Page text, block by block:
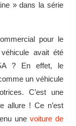
» dans la série
pour le
avait été
? En effet, le
un véhicule
C’est une
allure ! Ce n’est
une voiture de